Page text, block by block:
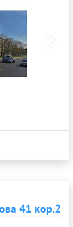
41 кор.2